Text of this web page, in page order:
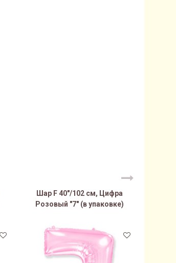
Шар F 40"/102 см, Цифра
Розовый "7" (в упаковке)